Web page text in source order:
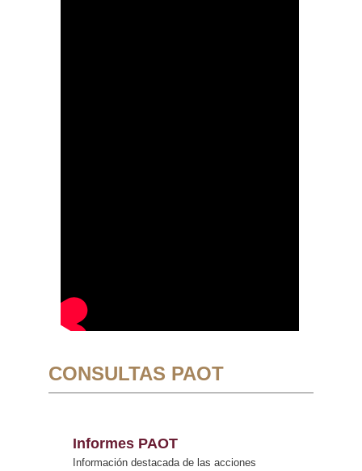
CONSULTAS PAOT
Informes PAOT
Información destacada de las acciones